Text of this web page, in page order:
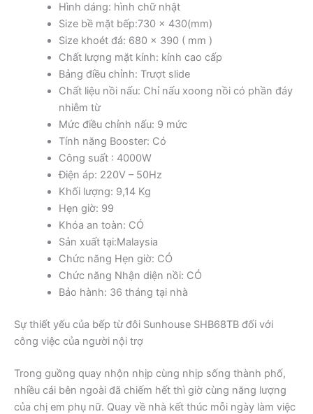
Hình dáng: hình chữ nhật
Size bề mặt bếp:730 x 430(mm)
Size khoét đá: 680 x 390 ( mm )
Chất lượng mặt kính: kính cao cấp
Bảng điều chỉnh: Trượt slide
Chất liệu nồi nấu: Chỉ nấu xoong nồi có phần đáy
nhiễm từ
Mức điều chỉnh nấu: 9 mức
Tính năng Booster: Có
Công suất : 4000W
Điện áp: 220V – 50Hz
Khối lượng: 9,14 Kg
Hẹn giờ: 99
Khóa an toàn: CÓ
Sản xuất tại:Malaysia
Chức năng Hẹn giờ: CÓ
Chức năng Nhận diện nồi: CÓ
Bảo hành: 36 tháng tại nhà
Sự thiết yếu của bếp từ đôi Sunhouse SHB68TB đối với
công việc của người nội trợ
Trong guồng quay nhộn nhịp cùng nhịp sống thành phố,
nhiều cái bên ngoài đã chiếm hết thì giờ cùng năng lượng
của chị em phụ nữ. Quay về nhà kết thúc mỗi ngày làm việc